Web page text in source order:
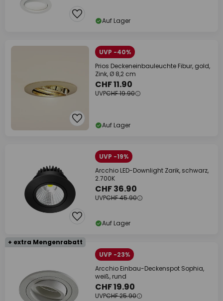
Auf Lager
UVP -40%
Prios Deckeneinbauleuchte Fibur, gold,
Zink, Ø 8,2 cm
CHF 11.90
UVPCHF 19.90
Auf Lager
UVP -19%
Arcchio LED-Downlight Zarik, schwarz,
2.700K
CHF 36.90
UVPCHF 45.90
Auf Lager
+ extra Mengenrabatt
UVP -23%
Arcchio Einbau-Deckenspot Sophia,
weiß, rund
CHF 19.90
UVPCHF 25.90